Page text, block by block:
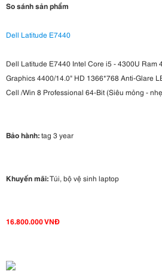
So sánh sản phẩm
Dell Latitude E7440
Dell Latitude E7440 Intel Core i5 - 4300U Ram
Graphics 4400/14.0" HD 1366*768 Anti-Glare
Cell /Win 8 Professional 64-Bit (Siêu mỏng -
Bảo hành:tag 3 year
Khuyến mãi:Túi, bộ vệ sinh laptop
16.800.000 VNĐ